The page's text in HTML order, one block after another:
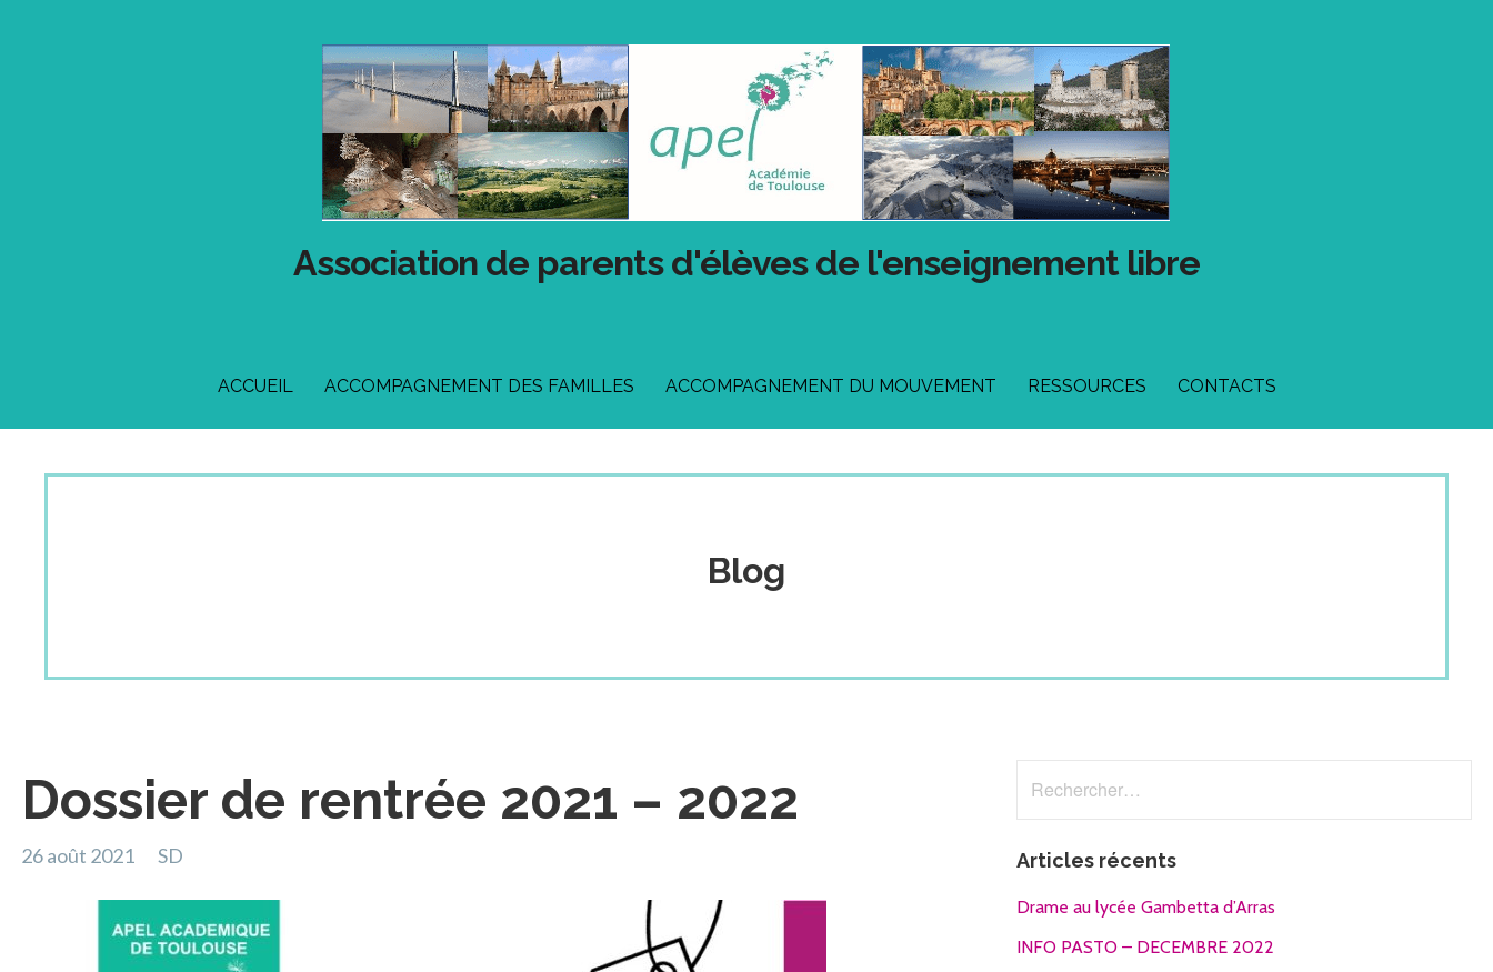
Association de parents d'élèves de l'enseignement libre
ACCUEIL ACCOMPAGNEMENT DES FAMILLES ACCOMPAGNEMENT DU MOUVEMENT RESSOURCES CONTACTS
Blog
Dossier de rentrée 2021 – 2022
26 août 2021 SD Articles récents
Drame au lycée Gambetta d’Arras
INFO PASTO – DECEMBRE 2022